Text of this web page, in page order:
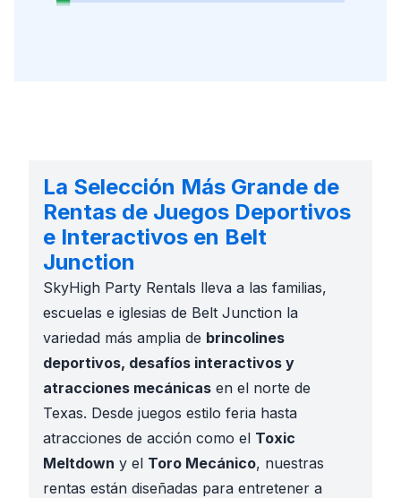
La Selección Más Grande de
Rentas de Juegos Deportivos
e Interactivos en Belt
Junction
SkyHigh Party Rentals lleva a las familias,
escuelas e iglesias de Belt Junction la
variedad más amplia de brincolines
deportivos, desafíos interactivos y
atracciones mecánicas en el norte de
Texas. Desde juegos estilo feria hasta
atracciones de acción como el Toxic
Meltdown y el Toro Mecánico, nuestras
rentas están diseñadas para entretener a